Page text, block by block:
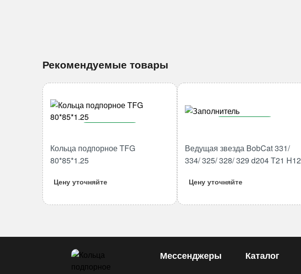
Рекомендуемые товары
Количество
80*85*1.25
Кольца подпорное TFG
80*85*1.25
Цену уточняйте
Количество
товара
Ведущая
328/
d204
Ведущая звезда BobCat 331/
334/ 325/ 328/ 329 d204 T21 H12
Цену уточняйте
Мессенджеры Каталог